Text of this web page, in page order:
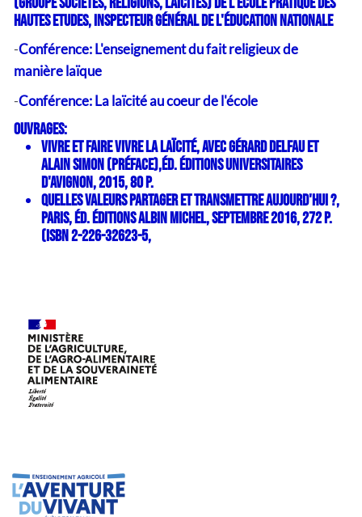
Hautes Etudes, inspecteur général de l'Éducation nationale
-Conférence: L'enseignement du fait religieux de
manière laïque
-Conférence: La laïcité au coeur de l'école
Ouvrages:
Vivre et faire vivre la laïcité, avec Gérard Delfau et
Alain Simon (préface),éd. Éditions Universitaires
d'Avignon, 2015, 80 p.
Quelles valeurs partager et transmettre aujourd'hui ?,
Paris, éd. Éditions Albin Michel, septembre 2016, 272 p.
(ISBN 2-226-32623-5,